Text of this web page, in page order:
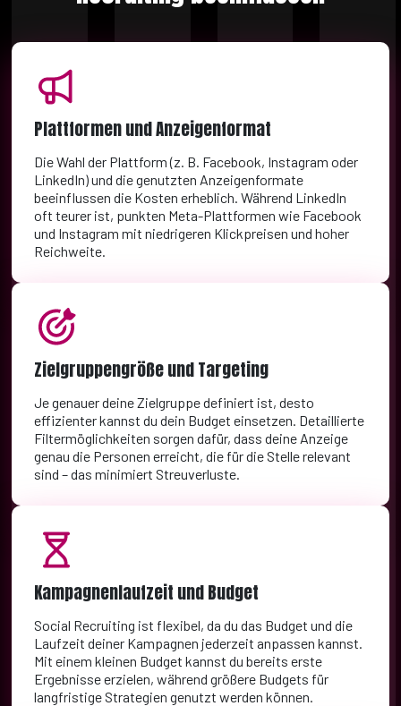
Plattformen und Anzeigenformat
Die Wahl der Plattform (z. B. Facebook, Instagram oder
LinkedIn) und die genutzten Anzeigenformate
beeinflussen die Kosten erheblich. Während LinkedIn
oft teurer ist, punkten Meta-Plattformen wie Facebook
und Instagram mit niedrigeren Klickpreisen und hoher
Reichweite.
Zielgruppengröße und Targeting
Je genauer deine Zielgruppe definiert ist, desto
effizienter kannst du dein Budget einsetzen. Detaillierte
Filtermöglichkeiten sorgen dafür, dass deine Anzeige
genau die Personen erreicht, die für die Stelle relevant
sind – das minimiert Streuverluste.
Kampagnenlaufzeit und Budget
Social Recruiting ist flexibel, da du das Budget und die
Laufzeit deiner Kampagnen jederzeit anpassen kannst.
Mit einem kleinen Budget kannst du bereits erste
Ergebnisse erzielen, während größere Budgets für
langfristige Strategien genutzt werden können.